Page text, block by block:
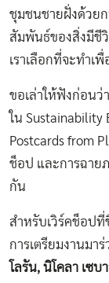
ชุมชนชายฝั่งด้วย
สัมพันธ์ของสิ่งมีชี
เราเลือกที่จะทำเ
ขอเล่าให้ฟังก่อนว่
ใน Sustainability
Postcards from
ช็อป และการฉาย
กัน
สำหรับเวิร์คช็อปที่
การเตรียมงานมา
โลรัน, นิโคลา เซ